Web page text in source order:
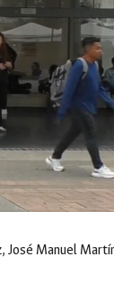
José Manuel